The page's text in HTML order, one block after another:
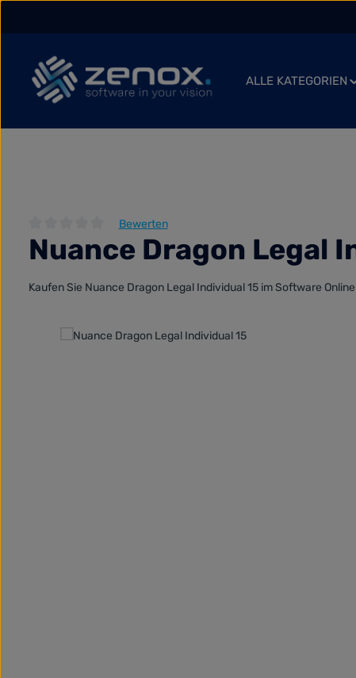
ALLE KATEGORIEN
Durchschnittliche Bewertung von 0 von 5 Sternen
Bewerten
Nuance Dragon Legal
Kaufen Sie Nuance Dragon Legal Individual 15 im Software
Bildergalerie überspringen